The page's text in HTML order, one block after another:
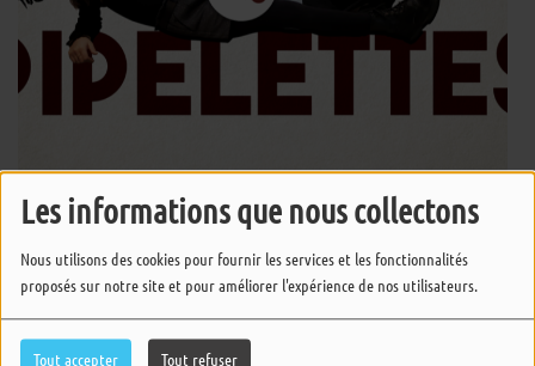
Les informations que nous collectons
Nous utilisons des cookies pour fournir les services et les fonctionnalités
proposés sur notre site et pour améliorer l'expérience de nos utilisateurs.
Tout accepter Tout refuser
Rendez-vous chaque mercredi à 17h pour L'info des Pipelettes ! Nadège
et Alice vous retrouvent avec quelques info people, des rendez-vous, de
la musique et leur bonne humeur !